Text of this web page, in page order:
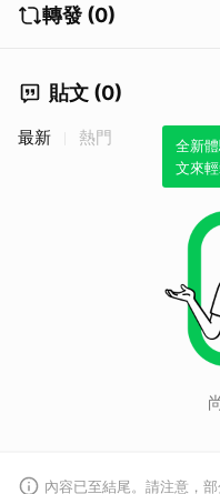
轉發 (0)
貼文 (0)
全新
文來輕
最新 熱門
內容已至結尾。請注意，部